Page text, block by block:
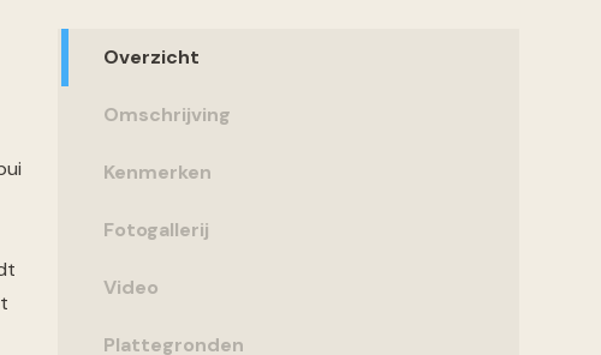
Overzicht
Omschrijving
Kenmerken
Fotogallerij
Video
Plattegronden